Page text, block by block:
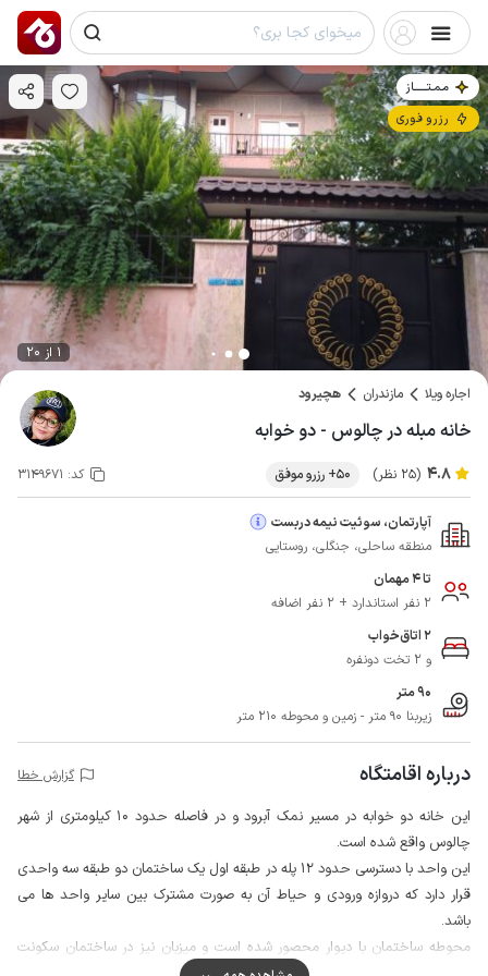
مـمـتــــــاز
رزرو فوری
1 از 20
اجاره ویلا مازندران هچیرود
خانه مبله در چالوس - دو خوابه
4.8 (25 نظر) 50+ رزرو موفق کد: 3149671
آپارتمان، سوئیت نیمه دربست
منطقه ساحلی، جنگلی، روستایی
تا 4 مهمان
2 نفر استاندارد + 2 نفر اضافه
2 اتاق‌خواب
و 2 تخت دونفره
90 متر
زیربنا 90 متر - زمین و محوطه 210 متر
درباره اقامتگاه گزارش خطا
این خانه دو خوابه در مسیر نمک آبرود و در فاصله حدود 10 کیلومتری از شهر
چالوس واقع شده است.
این واحد با دسترسی حدود 12 پله در طبقه اول یک ساختمان دو طبقه سه واحدی
قرار دارد که دروازه ورودی و حیاط آن به صورت مشترک بین سایر واحد ها می
باشد.
محوطه ساختمان با دیوار محصور شده است و میزبان نیز در ساختمان سکونت